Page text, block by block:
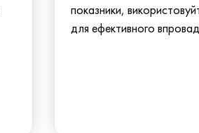
показники,
для ефективного